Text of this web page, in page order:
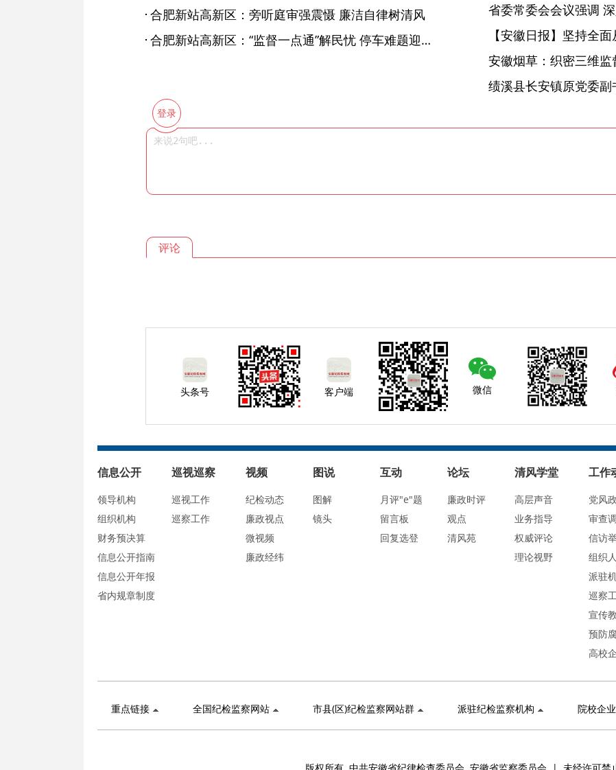
合肥新站高新区：旁听庭审强震慑 廉洁自律树清风
合肥新站高新区：“监督一点通”解民忧 停车难题迎刃解
【安徽日报】坚持全
安徽烟草：织密三维监
登录
评论
头条号 客户端 微信
信息公开
领导机构
组织机构
财务预决算
信息公开指南
信息公开年报
省内规章制度
巡视巡察
巡视工作
巡察工作
视频
纪检动态
廉政视点
微视频
廉政经纬
图说
图解
镜头
互动
月评"e"题
留言板
回复选登
论坛
廉政时评
观点
清风苑
清风学堂
高层声音
业务指导
权威评论
理论视野
工作
党风
审查
信访
组织
派驻
巡察
宣传
预防
高校
重点链接 全国纪检监察网站 市县(区)纪检监察网站群 派驻纪检监察机构 院校企业